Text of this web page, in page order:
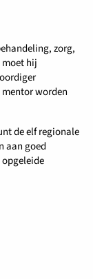
zorg,
hij
worden
de elf regionale
aan goed